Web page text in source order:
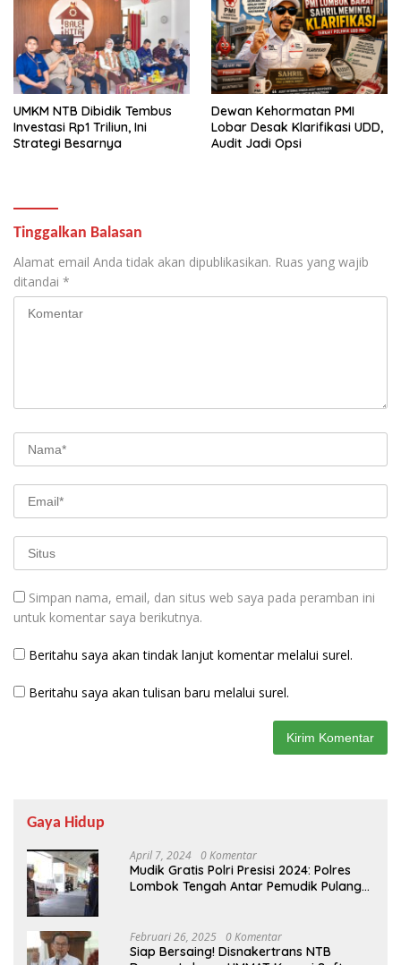
UMKM NTB Dibidik Tembus
Investasi Rp1 Triliun, Ini
Strategi Besarnya
Dewan Kehormatan PMI
Lobar Desak Klarifikasi UDD,
Audit Jadi Opsi
Tinggalkan Balasan
Alamat email Anda tidak akan dipublikasikan. Ruas yang wajib
ditandai *
Simpan nama, email, dan situs web saya pada peramban ini
untuk komentar saya berikutnya.
Beritahu saya akan tindak lanjut komentar melalui surel.
Beritahu saya akan tulisan baru melalui surel.
Gaya Hidup
April 7, 2024 0 Komentar
Mudik Gratis Polri Presisi 2024: Polres
Lombok Tengah Antar Pemudik Pulang
Februari 26, 2025 0 Komentar
Siap Bersaing! Disnakertrans NTB